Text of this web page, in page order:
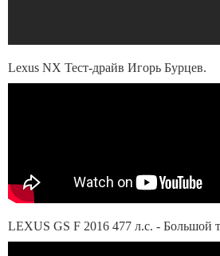
Lexus NX Тест-драйв Игорь Бурцев.
LEXUS GS F 2016 477 л.с. - Большой